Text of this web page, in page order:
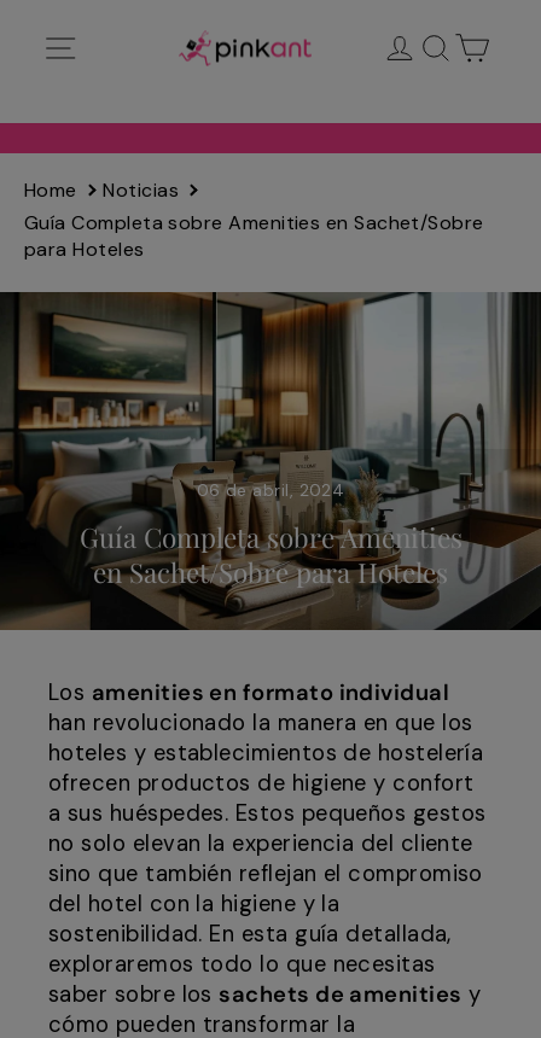
directamente
Ingresar
Buscar
Home
Noticias
Guía Completa sobre Amenities en Sachet/Sobre
para Hoteles
06 de abril, 2024
Guía Completa sobre Amenities
en Sachet/Sobre para Hoteles
Los amenities en formato individual
han revolucionado la manera en que los
hoteles y establecimientos de hostelería
ofrecen productos de higiene y confort
a sus huéspedes. Estos pequeños gestos
no solo elevan la experiencia del cliente
sino que también reflejan el compromiso
del hotel con la higiene y la
sostenibilidad. En esta guía detallada,
exploraremos todo lo que necesitas
saber sobre los sachets de amenities y
cómo pueden transformar la